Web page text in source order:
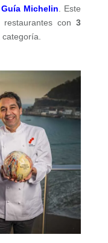
Guía Michelin . Este
restaurantes con3
categoría.